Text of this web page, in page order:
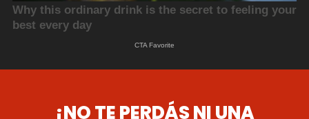
¡NO TE PERDÁS NI UNA